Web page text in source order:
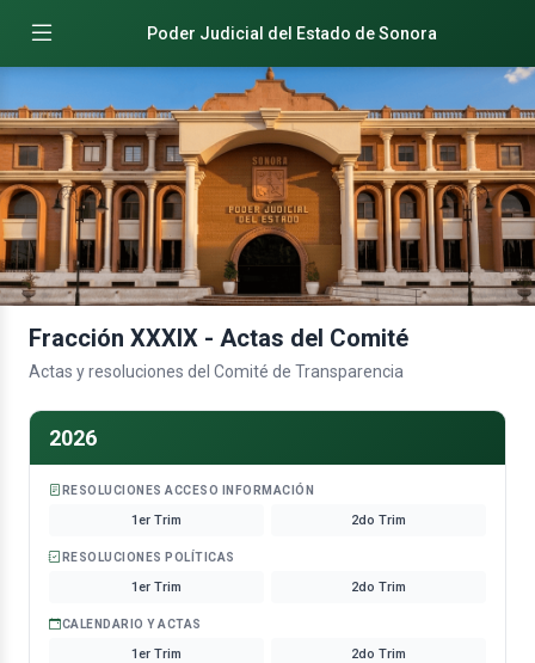
Poder Judicial del Estado de Sonora
Fracción XXXIX - Actas del Comité
Actas y resoluciones del Comité de Transparencia
2026
RESOLUCIONES ACCESO INFORMACIÓN
1er Trim 2do Trim
RESOLUCIONES POLÍTICAS
1er Trim 2do Trim
CALENDARIO Y ACTAS
1er Trim 2do Trim